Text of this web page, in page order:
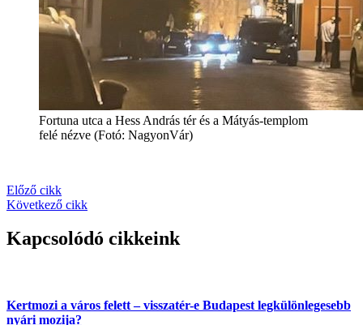
Fortuna utca a Hess András tér és a Mátyás-templom
felé nézve (Fotó: NagyonVár)
Előző cikk
Következő cikk
Kapcsolódó cikkeink
Kertmozi a város felett – visszatér-e Budapest legkülönlegesebb
nyári mozija?